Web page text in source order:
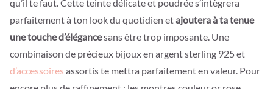
qu’il te faut. Cette teinte délicate et poudrée s’intègrera
parfaitement à ton look du quotidien etajoutera à ta tenue
une touche d’élégancesans être trop imposante. Une
combinaison de précieux bijoux en argent sterling 925 et
d’accessoires assortis te mettra parfaitement en valeur. Pour